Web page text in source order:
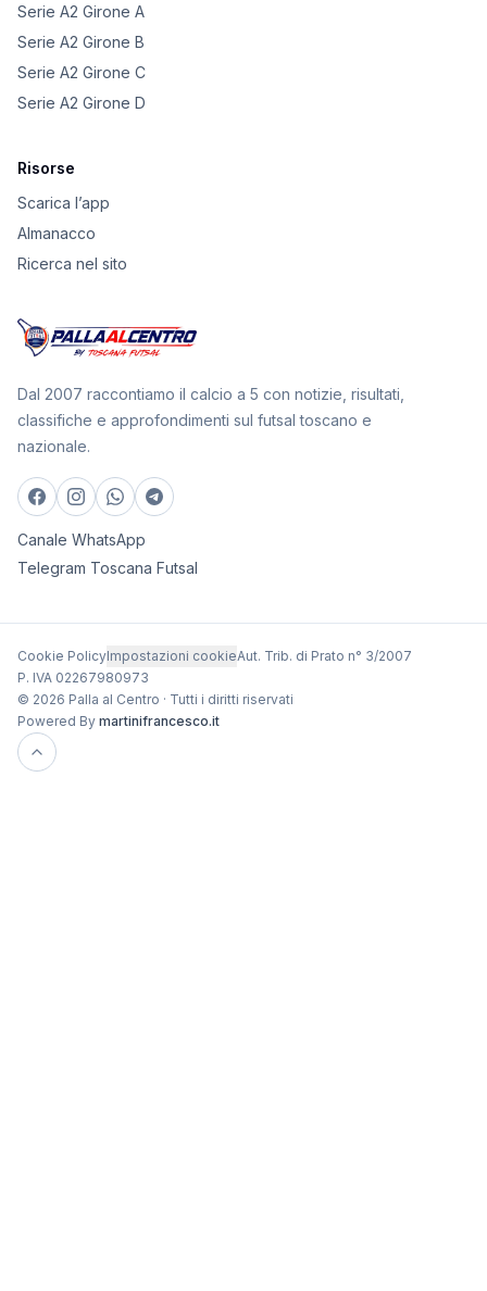
Serie A2 Girone A
Serie A2 Girone B
Serie A2 Girone C
Serie A2 Girone D
Risorse
Scarica l’app
Almanacco
Ricerca nel sito
Dal 2007 raccontiamo il calcio a 5 con notizie, risultati,
classifiche e approfondimenti sul futsal toscano e
nazionale.
Canale WhatsApp
Telegram Toscana Futsal
Cookie PolicyImpostazioni cookieAut. Trib. di Prato n° 3/2007
P. IVA 02267980973
© 2026 Palla al Centro · Tutti i diritti riservati
Powered By martinifrancesco.it